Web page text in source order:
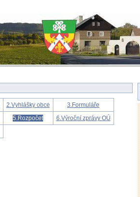
2.Vyhlášky obce
3.Formuláře
5.Rozpočet
6.Výroční zprávy OÚ